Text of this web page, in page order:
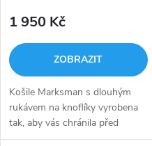
1 950 Kč
ZOBRAZIT
Košile Marksman s dlouhým
rukávem na knoflíky vyrobena
tak, aby vás chránila před
slunečním zářením. Má UPF